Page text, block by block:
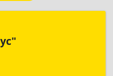
обл, Раменское г,
ул, дом № 16А, кв.16